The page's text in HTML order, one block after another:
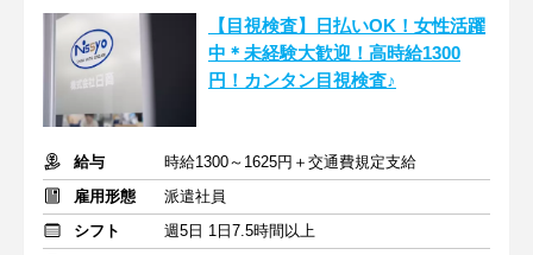
【目視検査】日払いOK！女性活躍
中＊未経験大歓迎！高時給1300
円！カンタン目視検査♪
給与
時給1300～1625円＋交通費規定支給
雇用形態
派遣社員
シフト
週5日 1日7.5時間以上